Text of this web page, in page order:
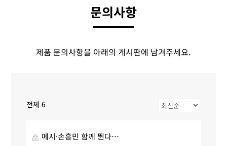
문의사항
제품 문의사항을 아래의 게시판에 남겨주세요.
전체 6
메시·손흥민 함께 뛴다…